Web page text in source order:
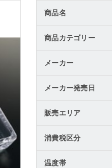
商品名
商品カテゴリー
メーカー
メーカー発売日
販売エリア
消費税区分
温度帯